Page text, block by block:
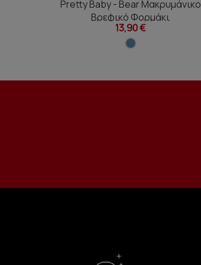
Pretty Baby - Bear Μακρυμάνικο
Βρεφικό Φορμάκι
13,90 €